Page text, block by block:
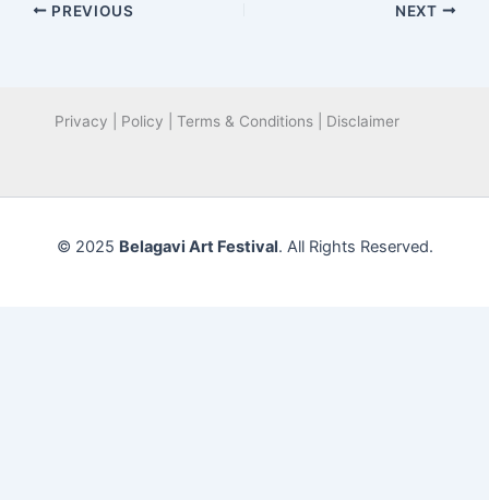
PREVIOUS NEXT
Privacy | Policy | Terms & Conditions | Disclaimer
© 2025 Belagavi Art Festival. All Rights Reserved.